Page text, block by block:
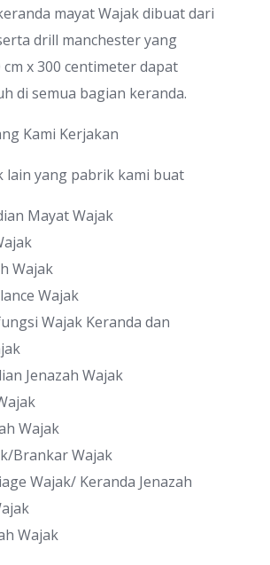
mayat Wajak dibuat dari
drill manchester yang
x 300 centimeter dapat
di semua bagian keranda.
Kami Kerjakan
lain yang pabrik kami buat
Mayat Wajak
Wajak
Wajak
Wajak Keranda dan
Jenazah Wajak
Wajak
Brankar Wajak
Wajak/ Keranda Jenazah
Wajak